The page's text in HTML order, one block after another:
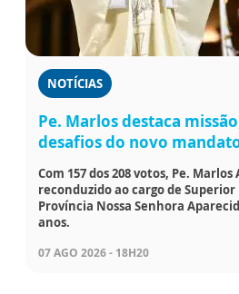
NOTÍCIAS
Pe. Marlos destaca
desafios do novo
Com 157 dos 208 votos, Pe.
reconduzido ao cargo de
Província Nossa Senhora
anos.
07 AGO 2026 - 18H20